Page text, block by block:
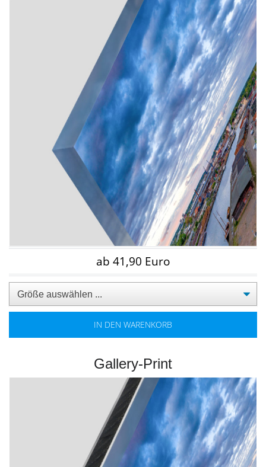
ab 41,90 Euro
IN DEN WARENKORB
Gallery-Print